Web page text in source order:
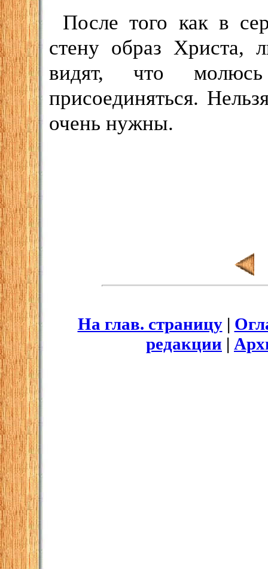
После того как в
стену образ Христа,
видят, что
присоединяться.
очень нужны.
На глав. страницу|
редакции |